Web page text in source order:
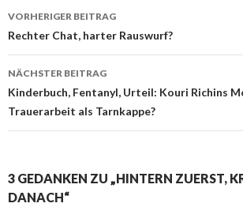
Beitrags-
Navigation
VORHERIGER BEITRAG
Rechter Chat, harter Rauswurf?
NÄCHSTER BEITRAG
Kinderbuch, Fentanyl, Urteil: Kouri Richins
Trauerarbeit als Tarnkappe?
3 GEDANKEN ZU „HINTERN ZUERST,
DANACH“